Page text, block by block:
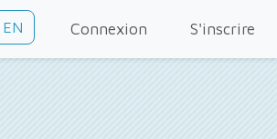
EN Connexion S'inscrire